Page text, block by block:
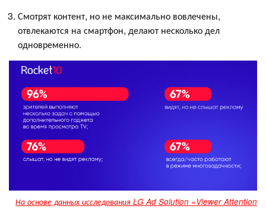
Смотрят контент, но не максимально вовлечены,
отвлекаются на смартфон, делают несколько дел
одновременно.
На основе данных исследования LG Ad Solution «Viewer Attention